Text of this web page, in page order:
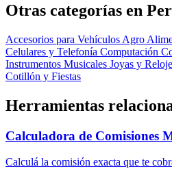
Otras categorías en
Accesorios para Vehículos Agro
Celulares y Telefonía Computación
Instrumentos Musicales Joyas y
Cotillón y Fiestas
Herramientas
Calculadora de Comisiones
Calculá la comisión exacta que te